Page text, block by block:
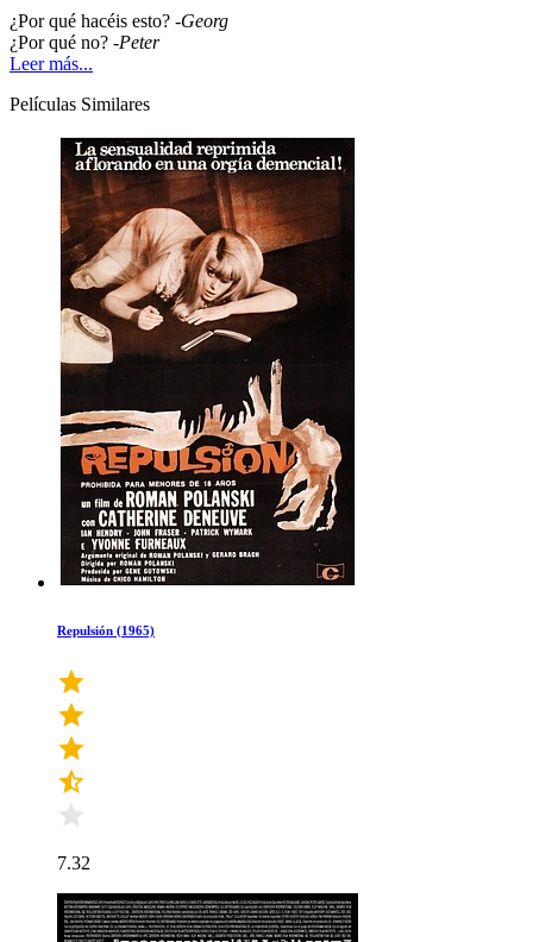
¿Por qué hacéis esto? -Georg
¿Por qué no? -Peter
Leer más...
Películas Similares
Repulsión (1965)
7.32